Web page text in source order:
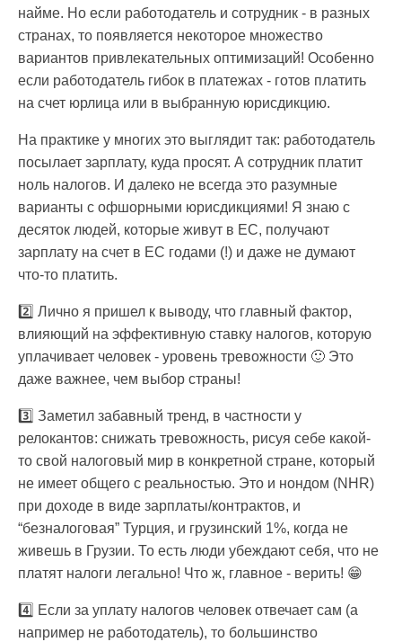
найме. Но если работодатель и сотрудник - в разных
странах, то появляется некоторое множество
вариантов привлекательных оптимизаций! Особенно
если работодатель гибок в платежах - готов платить
на счет юрлица или в выбранную юрисдикцию.
На практике у многих это выглядит так: работодатель
посылает зарплату, куда просят. А сотрудник платит
ноль налогов. И далеко не всегда это разумные
варианты с офшорными юрисдикциями! Я знаю с
десяток людей, которые живут в ЕС, получают
зарплату на счет в ЕС годами (!) и даже не думают
что-то платить.
2️⃣ Лично я пришел к выводу, что главный фактор,
влияющий на эффективную ставку налогов, которую
уплачивает человек - уровень тревожности 🙂 Это
даже важнее, чем выбор страны!
3️⃣ Заметил забавный тренд, в частности у
релокантов: снижать тревожность, рисуя себе какой-
то свой налоговый мир в конкретной стране, который
не имеет общего с реальностью. Это и нондом (NHR)
при доходе в виде зарплаты/контрактов, и
“безналоговая” Турция, и грузинский 1%, когда не
живешь в Грузии. То есть люди убеждают себя, что не
платят налоги легально! Что ж, главное - верить! 😁
4️⃣ Если за уплату налогов человек отвечает сам (а
например не работодатель), то большинство